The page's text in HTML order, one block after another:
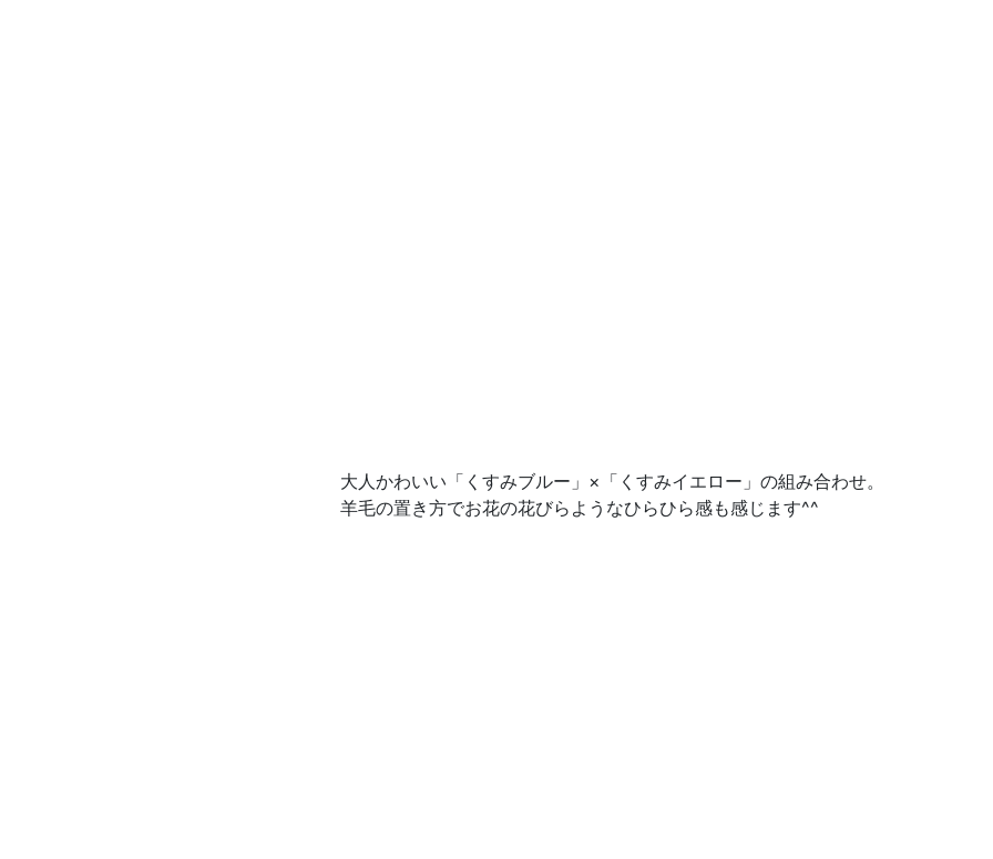
大人かわいい「くすみブルー」×「くすみイエロー」の組み合わせ。
羊毛の置き方でお花の花びらようなひらひら感も感じます^^